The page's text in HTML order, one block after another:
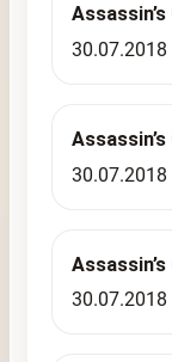
30.07.2018
30.07.2018
30.07.2018